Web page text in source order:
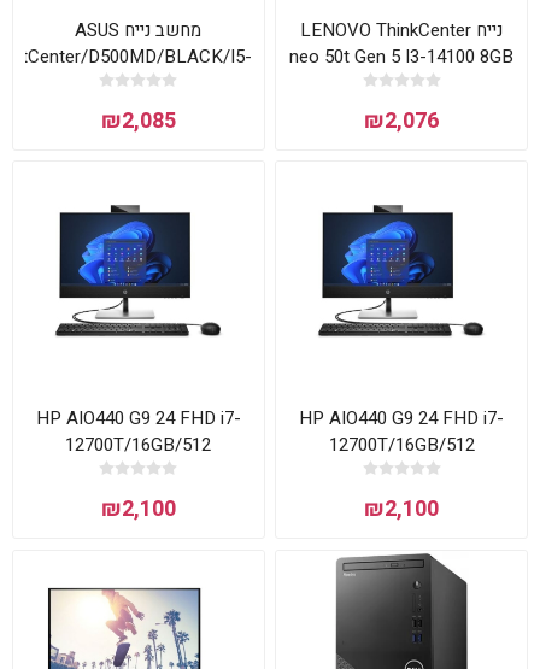
נייח LENOVO ThinkCenter
neo 50t Gen 5 I3-14100 8GB
256NVME DOS
₪2,076
מחשב נייח ASUS
D500MD/BLACK/I5-
12400/8GB/512GB
SSD/Intel® UHD Graphics
730/PS 300W/FD/3YOS
₪2,085
HP AIO440 G9 24 FHD i7-
12700T/16GB/512
SSD/WIN11PRO/3Y
6D3X1EA
₪2,100
HP AIO440 G9 24 FHD i7-
12700T/16GB/512
SSD/DOS/3Y
₪2,100